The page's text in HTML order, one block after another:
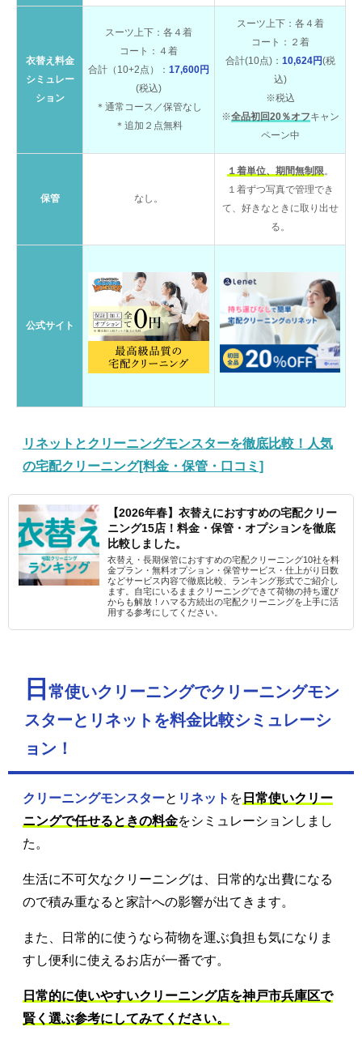
衣替え料金
シミュレー
ション
スーツ上下：各４着
コート：４着
合計（10+2点）： 17,600円
(税込)
＊通常コース／保管なし
＊追加２点無料
スーツ上下：各４着
コート：２着
合計(10点)： 10,624円(税
込)
※税込
※全品初回20％オフキャン
ペーン中
保管 なし。
１着単位、期間無制限。
１着ずつ写真で管理でき
て、好きなときに取り出せ
る。
公式サイト
リネットとクリーニングモンスターを徹底比較！人気
の宅配クリーニング[料金・保管・口コミ]
【2026年春】衣替えにおすすめの宅配クリー
ニング15店！料金・保管・オプションを徹底
比較しました。
衣替え・長期保管におすすめの宅配クリーニング10社を料
金プラン・無料オプション・保管サービス・仕上がり日数
などサービス内容で徹底比較、ランキング形式でご紹介し
ます。自宅にいるままクリーニングできて荷物の持ち運び
からも解放！ハマる方続出の宅配クリーニングを上手に活
用する参考にしてください。
日 常使いクリーニングでクリーニングモン
スターとリネットを料金比較シミュレーシ
ョン！
クリーニングモンスターと リネット を 日常使いクリー
ニングで任せるときの料金をシミュレーションしまし
た。
生活に不可欠なクリーニングは、日常的な出費になる
ので積み重なると家計への影響が出てきます。
また、日常的に使うなら荷物を運ぶ負担も気になりま
すし便利に使えるお店が一番です。
日常的に使いやすいクリーニング店を神戸市兵庫区で
賢く選ぶ参考にしてみてください。